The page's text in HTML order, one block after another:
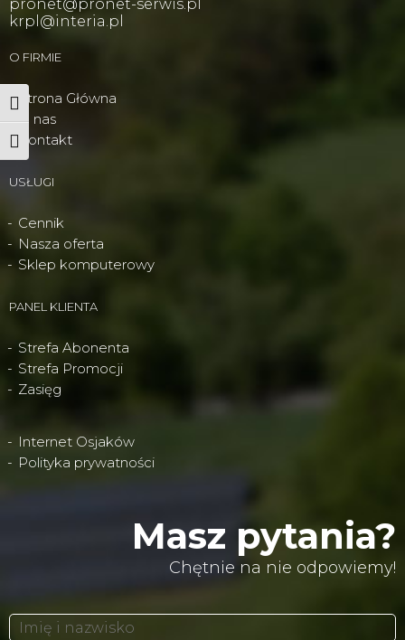
Wysoki kontrast
Powiększ tekst
pronet@pronet-serwis.pl
krpl@interia.pl
O FIRMIE
Strona Główna
O nas
Kontakt
USŁUGI
Cennik
Nasza oferta
Sklep komputerowy
PANEL KLIENTA
Strefa Abonenta
Strefa Promocji
Zasięg
Internet Osjaków
Polityka prywatności
Masz pytania?
Chętnie na nie odpowiemy!